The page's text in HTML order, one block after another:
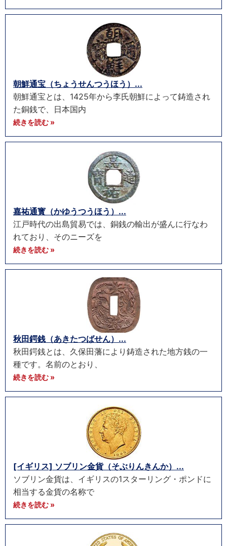
朝鮮通宝（ちょうせんつうほう）...
朝鮮通宝とは、1425年から李氏朝鮮によって鋳造され
た銅銭で、日本国内
続きを読む »
嘉祐通寳（かゆうつうほう）...
江戸時代の出島貿易では、銅銭の輸出が盛んに行なわ
れており、そのニーズを
続きを読む »
秋田鍔銭（あきたつばせん）...
秋田鍔銭とは、久保田藩により鋳造された地方銭の一
種です。名前のとおり、
続きを読む »
[イギリス] ソブリン金貨（そぶりんきんか）...
ソブリン金貨は、イギリスの1スターリング・ポンドに
相当する金貨の名称で
続きを読む »